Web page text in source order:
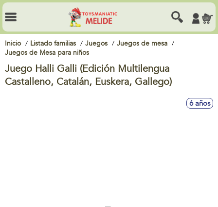
Inicio Listado familias Juegos
Juegos de mesa
Juegos de Mesa para niños
Juego Halli Galli (Edición Multilengua
Castalleno, Catalán, Euskera, Gallego)
6 años